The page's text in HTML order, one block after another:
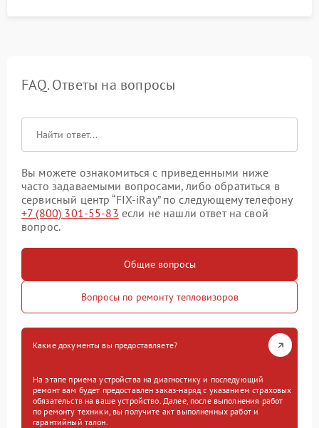
FAQ. Ответы на вопросы
Вы можете ознакомиться с приведенными ниже
часто задаваемыми вопросами, либо обратиться в
сервисный центр “FIX-iRay” по следующему телефону
+7 (800) 301-55-83 если не нашли ответ на свой
вопрос.
Общие вопросы
Вопросы по ремонту тепловизоров
Какие документы вы предоставляете?
На этапе приема устройства на диагностику и последующий
ремонт вам будет предоставлен заказ-наряд с указанием страховых
обязательств на ваше устройство. Далее, после выполнения работ
по ремонту техники, вы получите акт выполненных работ и
гарантийный талон.